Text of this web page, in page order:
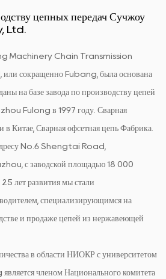
цепных передач Сучжоу
Ltd.
Machinery Chain Transmission
сокращенно Fubang, была основана
на базе завода по производству цепей
Fulong в 1997 году. Сварная
в Китае Сварная офсетная цепь Фабрика
No.6 Shengtai Road,
с заводской площадью 18 000
лет развития мы стали
специализирующимся на
и продаже цепей из нержавеющей
в области НИОКР с университетом
членом Национального комитета